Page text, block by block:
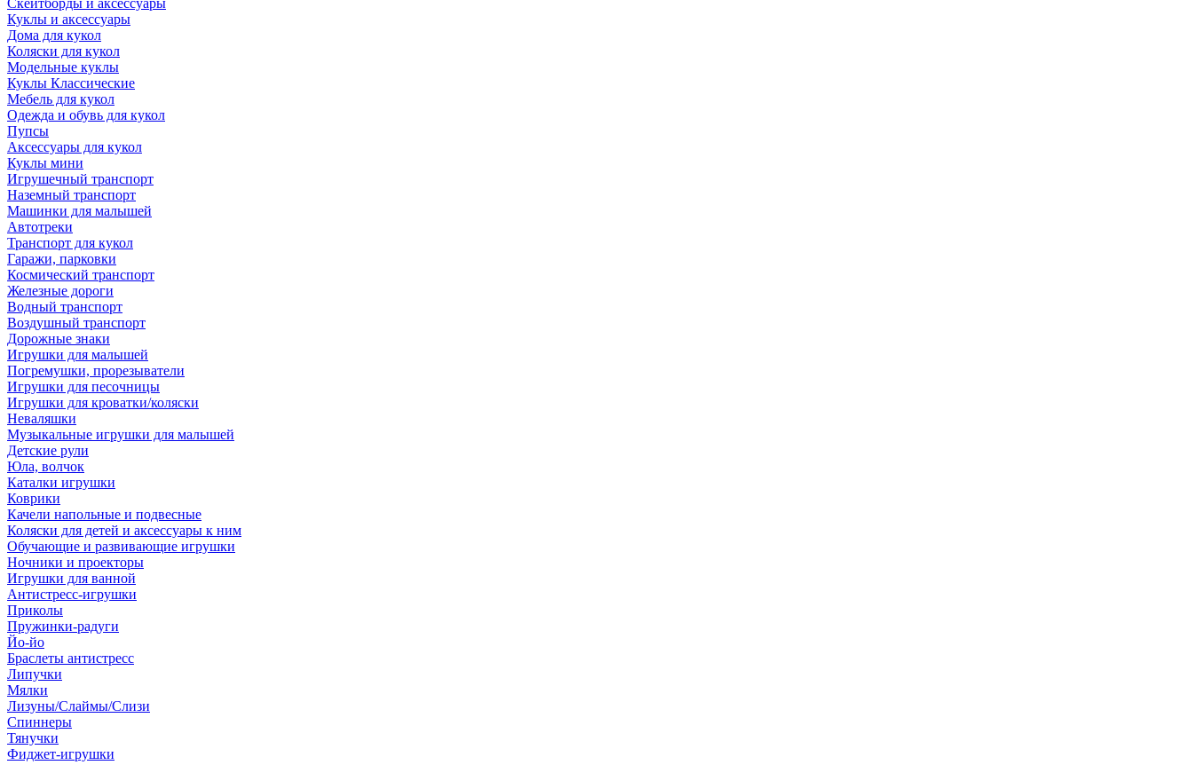
Скейтборды и аксессуары
Куклы и аксессуары
Дома для кукол
Коляски для кукол
Модельные куклы
Куклы Классические
Мебель для кукол
Одежда и обувь для кукол
Пупсы
Аксессуары для кукол
Куклы мини
Игрушечный транспорт
Наземный транспорт
Машинки для малышей
Автотреки
Транспорт для кукол
Гаражи, парковки
Космический транспорт
Железные дороги
Водный транспорт
Воздушный транспорт
Дорожные знаки
Игрушки для малышей
Погремушки, прорезыватели
Игрушки для песочницы
Игрушки для кроватки/коляски
Неваляшки
Музыкальные игрушки для малышей
Детские рули
Юла, волчок
Каталки игрушки
Коврики
Качели напольные и подвесные
Коляски для детей и аксессуары к ним
Обучающие и развивающие игрушки
Ночники и проекторы
Игрушки для ванной
Антистресс-игрушки
Приколы
Пружинки-радуги
Йо-йо
Браслеты антистресс
Липучки
Мялки
Лизуны/Слаймы/Слизи
Спиннеры
Тянучки
Фиджет-игрушки